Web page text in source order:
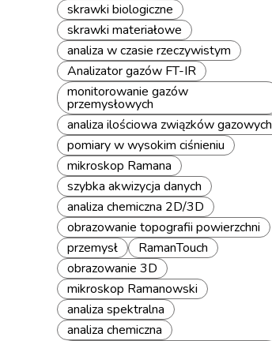
skrawki biologiczne
skrawki materiałowe
analiza w czasie rzeczywistym
Analizator gazów FT-IR
monitorowanie gazów
przemysłowych
analiza ilościowa związków gazowych
pomiary w wysokim ciśnieniu
mikroskop Ramana
szybka akwizycja danych
analiza chemiczna 2D/3D
obrazowanie topografii powierzchni
przemysł
RamanTouch
obrazowanie 3D
mikroskop Ramanowski
analiza spektralna
analiza chemiczna